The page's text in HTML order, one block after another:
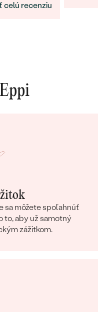
celú recenziu
sa môžete spoľahnúť
to, aby už samotný
zážitkom.